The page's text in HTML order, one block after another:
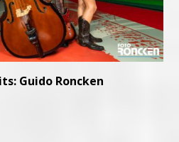
Guido Roncken